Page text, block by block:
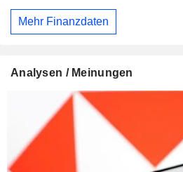
Mehr Finanzdaten
Analysen / Meinungen